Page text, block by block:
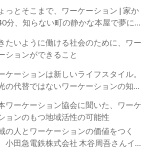
っとそこまで、ワーケーション | 家か
分、知らない町の静かな本屋で夢に近
たいように働ける社会のために、ワー
ションができること
ケーションは新しいライフスタイル。
の代替ではないワーケーションの知ら
ワーケーション協会に聞いた、ワーケ
ョンのもつ地域活性の可能性
の人とワーケーションの価値をつく
小田急電鉄株式会社 木谷周吾さんイン